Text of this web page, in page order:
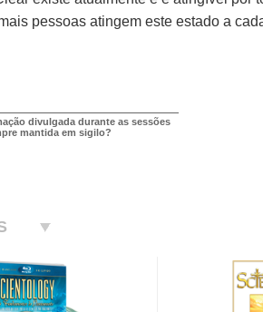
pessoas atingem este estado a
divulgada durante as sessões
mantida em sigilo?